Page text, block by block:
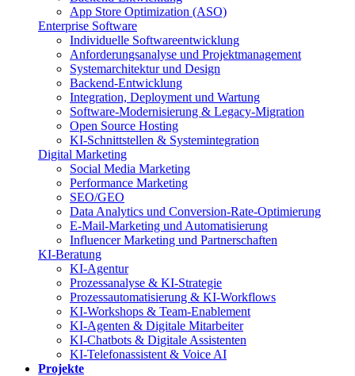
App Store Optimization (ASO)
Enterprise Software
Individuelle Softwareentwicklung
Anforderungsanalyse und Projektmanagement
Systemarchitektur und Design
Backend-Entwicklung
Integration, Deployment und Wartung
Software-Modernisierung & Legacy-Migration
Open Source Hosting
KI-Schnittstellen & Systemintegration
Digital Marketing
Social Media Marketing
Performance Marketing
SEO/GEO
Data Analytics und Conversion-Rate-Optimierung
E-Mail-Marketing und Automatisierung
Influencer Marketing und Partnerschaften
KI-Beratung
KI-Agentur
Prozessanalyse & KI-Strategie
Prozessautomatisierung & KI-Workflows
KI-Workshops & Team-Enablement
KI-Agenten & Digitale Mitarbeiter
KI-Chatbots & Digitale Assistenten
KI-Telefonassistent & Voice AI
Projekte